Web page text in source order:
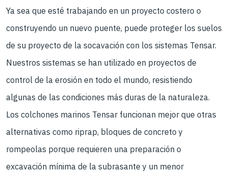
Ya sea que esté trabajando en un proyecto costero o
construyendo un nuevo puente, puede proteger los suelos
de su proyecto de la socavación con los sistemas Tensar.
Nuestros sistemas se han utilizado en proyectos de
control de la erosión en todo el mundo, resistiendo
algunas de las condiciones más duras de la naturaleza.
Los colchones marinos Tensar funcionan mejor que otras
alternativas como riprap, bloques de concreto y
rompeolas porque requieren una preparación o
excavación mínima de la subrasante y un menor